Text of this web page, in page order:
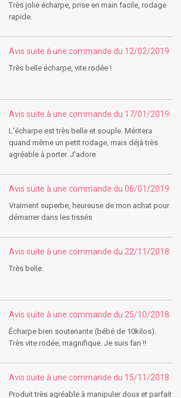
Très jolie écharpe, prise en main facile, rodage
rapide.
Avis suite à une commande du 12/02/2019
Très belle écharpe, vite rodée !
Avis suite à une commande du 17/01/2019
L'écharpe est très belle et souple. Méritera
quand même un petit rodage, mais déjà très
agréable à porter. J'adore
Avis suite à une commande du 06/01/2019
Vraiment superbe, heureuse de mon achat pour
démarrer dans les tissés
Avis suite à une commande du 22/11/2018
Très belle.
Avis suite à une commande du 25/10/2018
Écharpe bien soutenante (bébé de 10kilos).
Très vite rodée, magnifique. Je suis fan !!
Avis suite à une commande du 15/11/2018
Produit très agréable à manipuler doux et parfait